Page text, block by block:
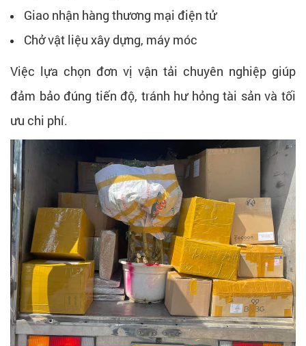
Giao nhận hàng thương mại điện tử
Chở vật liệu xây dựng, máy móc
Việc lựa chọn đơn vị vận tải chuyên nghiệp giúp
đảm bảo đúng tiến độ, tránh hư hỏng tài sản và tối
ưu chi phí.